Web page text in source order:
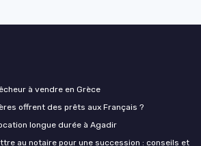
à vendre en Grèce
offrent des prêts aux Français ?
longue durée à Agadir
au notaire pour une succession : conseils et